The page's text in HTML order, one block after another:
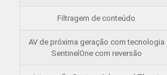
Filtragem de conteúdo
AV de próxima geração com tecnologia
SentinelOne com reversão